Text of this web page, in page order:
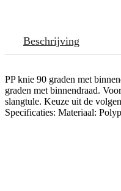
Beschrijving
PP knie 90 graden met
graden met binnendraad.
slangtule. Keuze uit de
Specificaties: Materiaal: